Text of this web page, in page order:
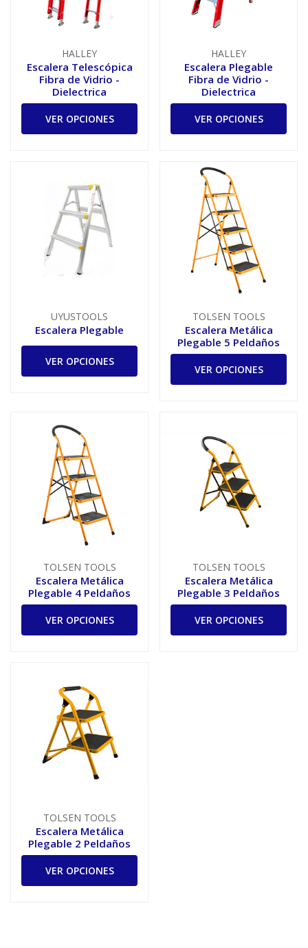
HALLEY
Escalera Telescópica
Fibra de Vidrio -
Dielectrica
VER OPCIONES
HALLEY
Escalera Plegable
Fibra de Vidrio -
Dielectrica
VER OPCIONES
UYUSTOOLS
Escalera Plegable
VER OPCIONES
TOLSEN TOOLS
Escalera Metálica
Plegable 5 Peldaños
VER OPCIONES
TOLSEN TOOLS
Escalera Metálica
Plegable 4 Peldaños
VER OPCIONES
TOLSEN TOOLS
Escalera Metálica
Plegable 3 Peldaños
VER OPCIONES
TOLSEN TOOLS
Escalera Metálica
Plegable 2 Peldaños
VER OPCIONES